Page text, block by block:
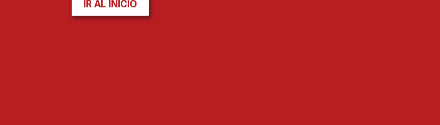
IR AL INICIO